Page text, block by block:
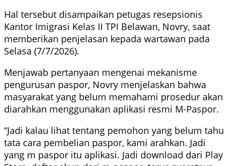
Hal tersebut disampaikan petugas resepsionis
Kantor Imigrasi Kelas II TPI Belawan, Novry, saat
memberikan penjelasan kepada wartawan pada
Selasa (7/7/2026).
Menjawab pertanyaan mengenai mekanisme
pengurusan paspor, Novry menjelaskan bahwa
masyarakat yang belum memahami prosedur akan
diarahkan menggunakan aplikasi resmi M-Paspor.
“Jadi kalau lihat tentang pemohon yang belum tahu
tata cara pembelian paspor, kami arahkan. Jadi
yang m paspor itu aplikasi. Jadi download dari Play